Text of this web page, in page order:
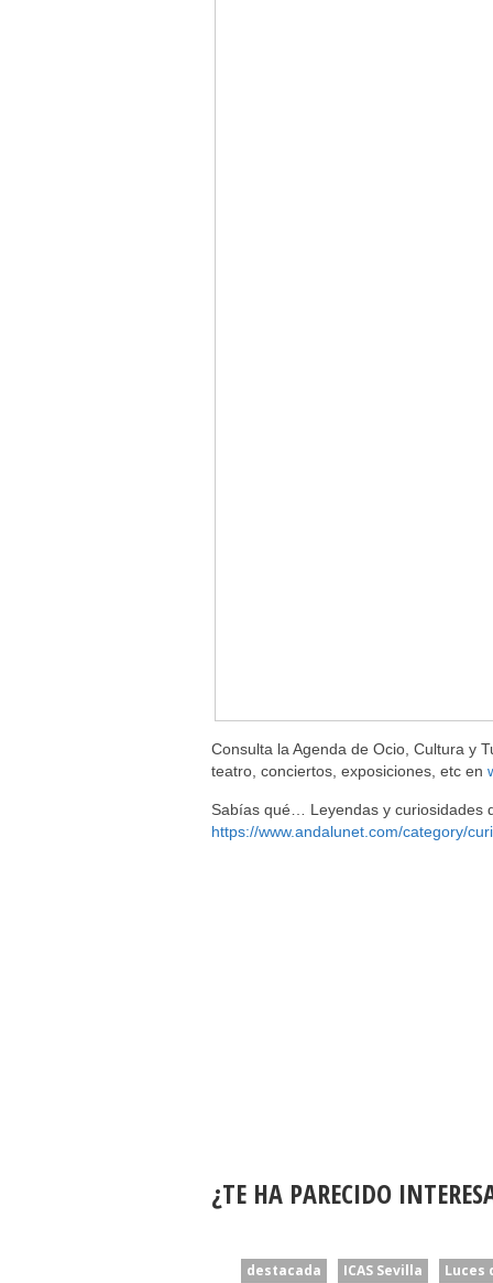
Consulta la Agenda de Ocio, Cultura y
teatro, conciertos, exposiciones, etc en
Sabías qué… Leyendas y curiosidades
https://www.andalunet.com/category/
¿TE HA PARECIDO
destacada ICAS Sevilla Luces